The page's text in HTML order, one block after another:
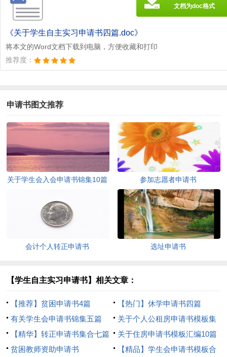
《关于学生自主实习申请书四篇.doc》
将本文的Word文档下载到电脑，方便收藏和打印
推荐度：
文档为doc格式
申请书图文推荐
关于学生会入会申请书锦集10篇 参加志愿者申请书
会计个人转正申请书 选址申请书
【学生自主实习申请书】相关文章：
【推荐】贫困申请书4篇
【热门】休学申请书四篇
有关学生会申请书锦集五篇
关于个人公租房申请书模板集
锦七篇
【精华】转正申请书集合七篇
关于住房申请书模板汇编10篇
贫困教师资助申请书
【精品】学生会申请书模板合